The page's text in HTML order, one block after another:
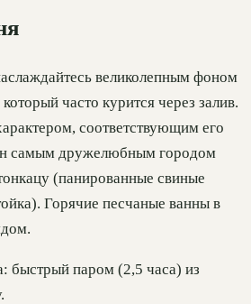
великолепным фоном
часто курится через залив.
соответствующим его
самым дружелюбным городом
(панированные свиные
Горячие песчаные ванны в
быстрый паром (2,5 часа) из